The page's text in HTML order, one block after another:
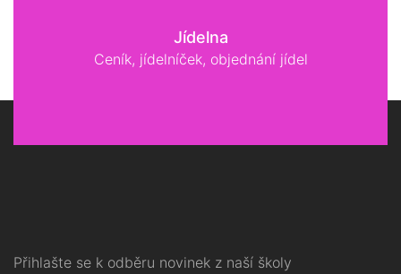
Jídelna
Ceník, jídelníček, objednání jídel
Přihlašte se k odběru novinek z naší školy